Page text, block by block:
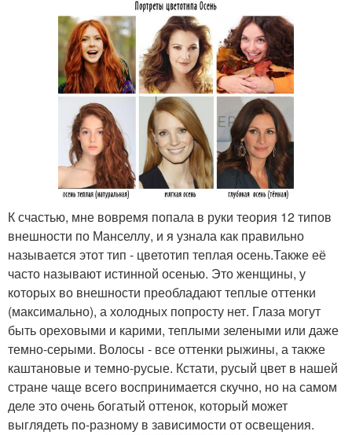
К счастью, мне вовремя попала в руки теория 12 типов
внешности по Манселлу, и я узнала как правильно
называется этот тип - цветотип теплая осень.Также её
часто называют истинной осенью. Это женщины, у
которых во внешности преобладают теплые оттенки
(максимально), а холодных попросту нет. Глаза могут
быть ореховыми и карими, теплыми зелеными или даже
темно-серыми. Волосы - все оттенки рыжины, а также
каштановые и темно-русые. Кстати, русый цвет в нашей
стране чаще всего воспринимается скучно, но на самом
деле это очень богатый оттенок, который может
выглядеть по-разному в зависимости от освещения.